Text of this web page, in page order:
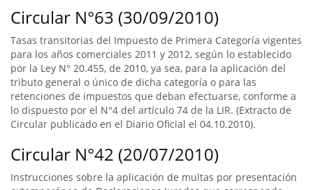
Circular N°63 (30/09/2010)
Tasas transitorias del Impuesto de Primera Categoría vigentes
para los años comerciales 2011 y 2012, según lo establecido
por la Ley N° 20.455, de 2010, ya sea, para la aplicación del
tributo general o único de dicha categoría o para las
retenciones de impuestos que deban efectuarse, conforme a
lo dispuesto por el N°4 del artículo 74 de la LIR. (Extracto de
Circular publicado en el Diario Oficial el 04.10.2010).
Circular N°42 (20/07/2010)
Instrucciones sobre la aplicación de multas por presentación